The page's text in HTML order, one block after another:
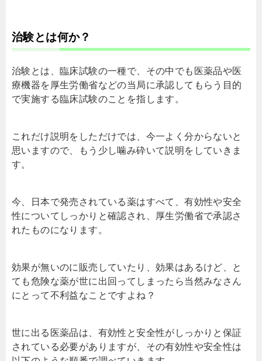
治験とは何か？
治験とは、臨床試験の一種で、その中でも医薬品や医
療機器を厚生労働省などの当局に承認してもらう目的
で実施する臨床試験のことを指します。
これだけ説明をしただけでは、今一よく分からないと
思いますので、もう少し噛み砕いて説明をしていきま
す。
今、日本で発売されている薬はすべて、有効性や安全
性についてしっかりと確認され、厚生労働省で承認さ
れたものになります。
効果が無いのに販売していたり、効果はあるけど、と
ても危険な薬が世に出回ってしまったら当然みなさん
にとって不利益なことですよね？
世に出る医薬品は、有効性と安全性がしっかりと保証
されている必要がありますが、その有効性や安全性は